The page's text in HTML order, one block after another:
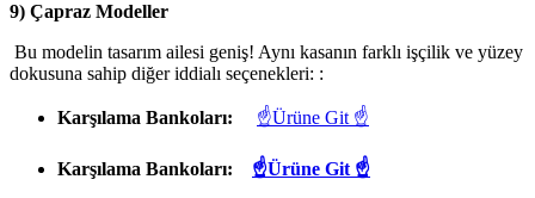
9) Çapraz Modeller
Bu modelin tasarım ailesi geniş! Aynı kasanın farklı işçilik ve yüzey
dokusuna sahip diğer iddialı seçenekleri: :
Karşılama Bankoları: ☝Ürüne Git ☝
Karşılama Bankoları: ☝Ürüne Git ☝